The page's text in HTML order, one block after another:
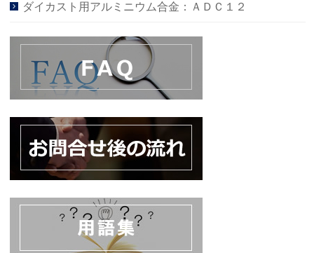
ダイカスト用アルミニウム合金：ＡＤＣ１２